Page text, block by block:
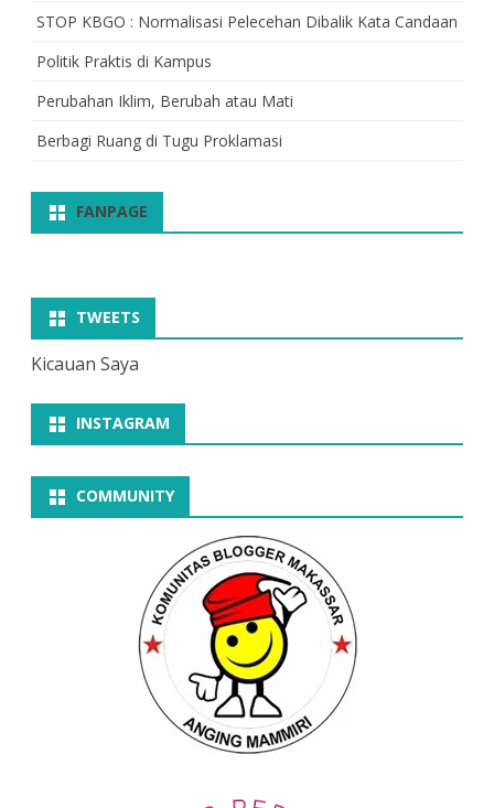
STOP KBGO : Normalisasi Pelecehan Dibalik Kata Candaan
Politik Praktis di Kampus
Perubahan Iklim, Berubah atau Mati
Berbagi Ruang di Tugu Proklamasi
FANPAGE
TWEETS
Kicauan Saya
INSTAGRAM
COMMUNITY